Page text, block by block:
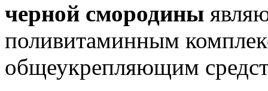
черной смородины
поливитаминным
общеукрепляющим